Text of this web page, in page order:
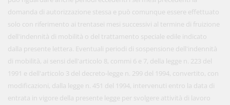
domanda di autorizzazione stessa e può comunque essere effettuato
solo con riferimento ai trentasei mesi successivi al termine di fruizione
dell'indennità di mobilità o del trattamento speciale edile indicato
dalla presente lettera. Eventuali periodi di sospensione dell'indennità
di mobilità, ai sensi dell'articolo 8, commi 6 e 7, della legge n. 223 del
1991 e dell'articolo 3 del decreto-legge n. 299 del 1994, convertito, con
modificazioni, dalla legge n. 451 del 1994, intervenuti entro la data di
entrata in vigore della presente legge per svolgere attività di lavoro